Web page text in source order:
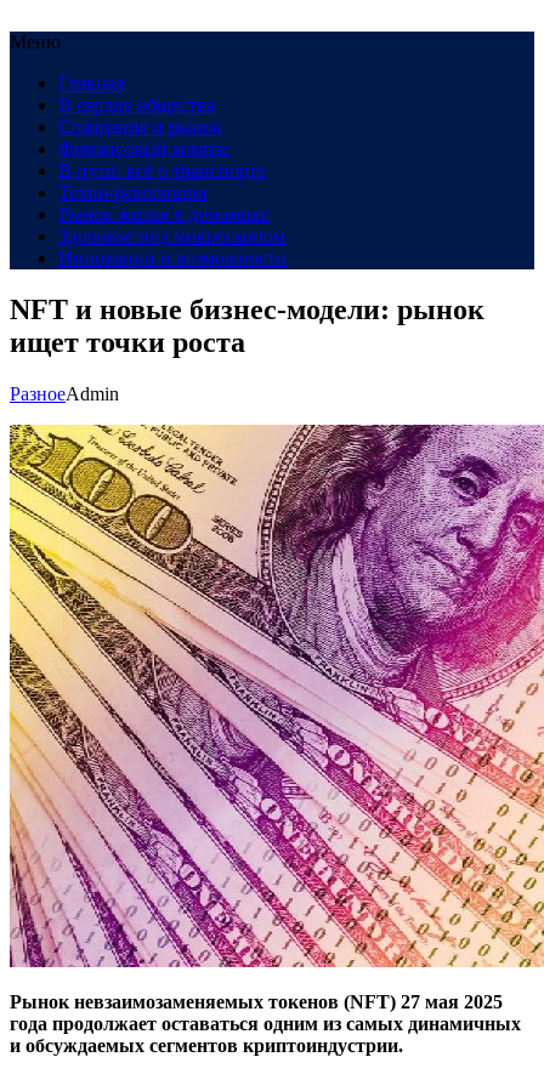
Меню
Главная
В сердце общества
Созидание и рынок
Финансовый компас
В пути: все о транспорте
Техно-революция
Рынок жилья в динамике
Здоровье под микроскопом
Инновации и возможности
NFT и новые бизнес-модели: рынок
ищет точки роста
РазноеAdmin
Рынок невзаимозаменяемых токенов (NFT) 27 мая 2025
года продолжает оставаться одним из самых динамичных
и обсуждаемых сегментов криптоиндустрии.